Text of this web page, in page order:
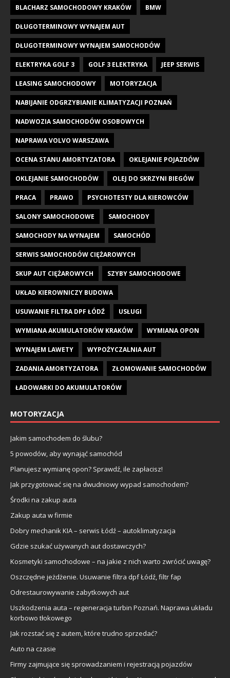
BLACHARZ SAMOCHODOWY KRAKÓW BMW
DŁUGOTERMINOWY WYNAJEM AUT
DŁUGOTERMINOWY WYNAJEM SAMOCHODÓW
ELEKTRYKA GOLF 3 GOLF 3 ELEKTRYKA JEEP SERWIS
LEASING SAMOCHODOWY MOTORYZACJA
NABIJANIE ODGRZYBIANIE KLIMATYZACJI POZNAŃ
NADWOZIA SAMOCHODÓW OSOBOWYCH
NAPRAWA VOLVO WARSZAWA
OCENA STANU AMORTYZATORA OKLEJANIE POJAZDÓW
OKLEJANIE SAMOCHODÓW OLEJ DO SKRZYNI BIEGÓW
PRACA PRAWO PSYCHOTESTY DLA KIEROWCÓW
SALONY SAMOCHODOWE SAMOCHODY
SAMOCHODY NA WYNAJEM SAMOCHÓD
SERWIS SAMOCHODÓW CIĘŻAROWYCH
SKUP AUT CIĘŻAROWYCH SZYBY SAMOCHODOWE
UKŁAD KIEROWNICZY BUDOWA
USUWANIE FILTRA DPF ŁÓDŹ USŁUGI
WYMIANA AKUMULATORÓW KRAKÓW WYMIANA OPON
WYNAJEM LAWETY WYPOŻYCZALNIA AUT
ZADANIA AMORTYZATORA ZŁOMOWANIE SAMOCHODÓW
ŁADOWARKI DO AKUMULATORÓW
MOTORYZACJA
Jakim samochodem do ślubu?
5 powodów, aby wynająć samochód
Planujesz wymianę opon? Sprawdź, ile zapłacisz!
Jak przygotować się na dwudniowy wypad samochodem?
Środki na zakup auta
Zakup auta w firmie
Dobry mechanik KIA – serwis Łódź – autoklimatyzacja
Gdzie szukać używanych aut dostawczych?
Kosmetyki samochodowe – na jakie z nich warto zwrócić uwagę?
Oszczędne jeżdżenie. Usuwanie filtra dpf Łódź, filtr fap
Odrestaurowywanie zabytkowych aut
Uszkodzenia auta – regeneracja turbin Poznań. Naprawa układu
korbowo tłokowego
Jak rozstać się z autem, które trudno sprzedać?
Auto na czasie
Firmy zajmujące się sprowadzaniem i rejestracją pojazdów